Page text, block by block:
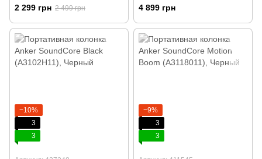
2 299 грн 2 499 грн 4 899 грн
−10%
3
3
−9%
3
3